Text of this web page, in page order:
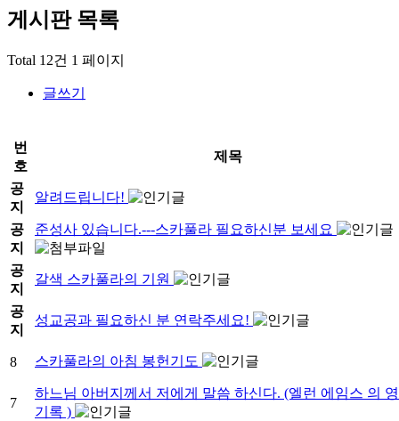
게시판목록
Total 12건 1 페이지
글쓰기
번
호
제목
공
지
알려드립니다!
공
지
준성사 있습니다.---스카풀라 필요하신분 보세요
공
지
갈색 스카풀라의 기원
공
지
성교공과 필요하신 분 연락주세요!
8 스카풀라의 아침 봉헌기도
7
하느님 아버지께서 저에게 말씀 하신다. (엘런 에임스 의
기록 )